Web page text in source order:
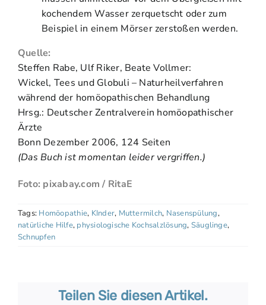
kochendem Wasser zerquetscht oder zum
Beispiel in einem Mörser zerstoßen werden.
Quelle:
Steffen Rabe, Ulf Riker, Beate Vollmer:
Wickel, Tees und Globuli – Naturheilverfahren
während der homöopathischen Behandlung
Hrsg.: Deutscher Zentralverein homöopathischer
Ärzte
Bonn Dezember 2006, 124 Seiten
(Das Buch ist momentan leider vergriffen.)
Foto: pixabay.com / RitaE
Tags: Homöopathie, KInder, Muttermilch, Nasenspülung,
natürliche Hilfe, physiologische Kochsalzlösung, Säuglinge,
Schnupfen
Teilen Sie diesen Artikel.